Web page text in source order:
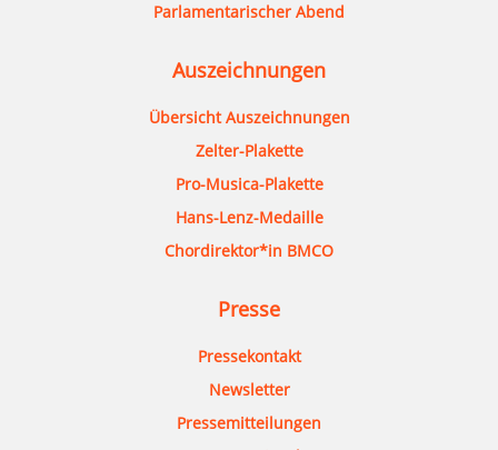
Parlamentarischer Abend
Auszeichnungen
Übersicht Auszeichnungen
Zelter-Plakette
Pro-Musica-Plakette
Hans-Lenz-Medaille
Chordirektor*in BMCO
Presse
Pressekontakt
Newsletter
Pressemitteilungen